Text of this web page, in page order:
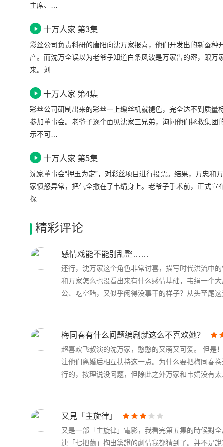
主席、…
十万人家 第3集
彩丝公司负责科研的唐阳向沈万家报喜，他们开发出的新蚕
产。而沈万全误以为老爷子知道白条风波是万家告的密，跟
来。刘…
十万人家 第4集
彩丝公司研制出来的彩丝一上缫丝机就褪色，完全达不到质
参加董事会。老爷子逐个面见沈家三兄弟，询问他们拯救集
示不可…
十万人家 第5集
沈家董事会“押玉为定”，对彩丝项目进行投票。结果，万忠
家愤怒异常，把气全撒在了韦绢身上。老爷子手术前，正式
探…
精彩评论
感情戏能不能别乱整……
还行，沈万家这个角色非常讨喜，描写时代洪流中
和万家怎么也没看出来有什么感情基础，韦绢一个
公、吃空醋，又似乎闲得没事干的样子？从头至尾
梅同春有什么问题编剧就这么不喜欢她？
超喜欢飞叔演的沈万家，憨憨的又萌又可爱。 但是
注他们离婚后相互扶持这一点。为什么要把梅同春
行的，按理说没问题，但除此之外万家和韦娟没有太
又見「主旋律」
又是一部「主旋律」電影，我看完第五集的時候對
連「七把繭」掏出黨證的劇情我都猜到了。并不是